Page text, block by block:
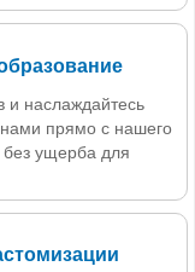
и наслаждайтесь
прямо с нашего
ущерба для